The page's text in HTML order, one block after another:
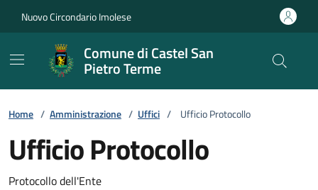
Nuovo Circondario Imolese
Comune di Castel San
Pietro Terme
Home / Amministrazione / Uffici / Ufficio Protocollo
Ufficio Protocollo
Protocollo dell'Ente